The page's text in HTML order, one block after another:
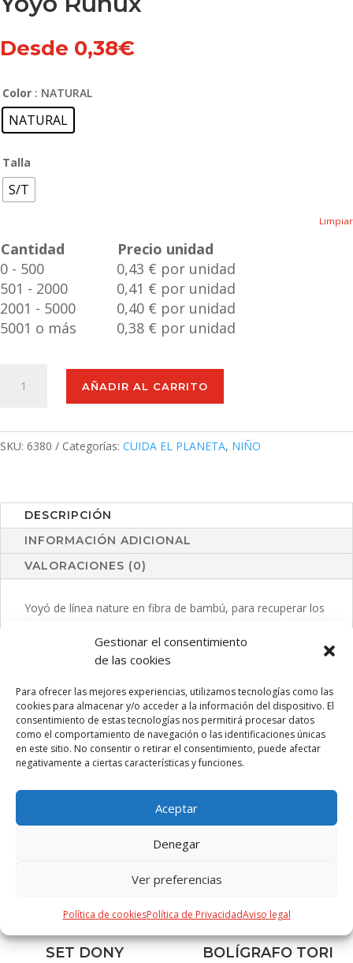
Gestionar el consentimiento
de las cookies
Para ofrecer las mejores experiencias, utilizamos tecnologías como las
cookies para almacenar y/o acceder a la información del dispositivo. El
consentimiento de estas tecnologías nos permitirá procesar datos
como el comportamiento de navegación o las identificaciones únicas
en este sitio. No consentir o retirar el consentimiento, puede afectar
negativamente a ciertas características y funciones.
Aceptar
Denegar
Ver preferencias
Política de cookiesPolítica de PrivacidadAviso legal
Desde 0,38€
Color : NATURAL
NATURAL
Talla
S/T
Limpiar
Cantidad
Precio unidad
0 - 500
0,43 € por unidad
501 - 2000
0,41 € por unidad
2001 - 5000
0,40 € por unidad
5001 o más
0,38 € por unidad
Runux
AÑADIR AL CARRITO
SKU: 6380 Categorías: CUIDA EL PLANETA, NIÑO
DESCRIPCIÓN
INFORMACIÓN ADICIONAL
VALORACIONES (0)
Yoyó de línea nature en fibra de bambú, para recuperar los
en color blanco de 100 cm.
PRODUCTOS RELACIONADOS
SET DONY BOLÍGRAFO TORI